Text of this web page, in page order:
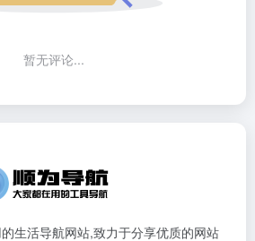
暂无评论...
生活导航网站,致力于分享优质的网站